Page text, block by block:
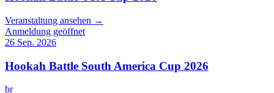
Veranstaltung ansehen →
Anmeldung geöffnet
26 Sep. 2026
Hookah Battle South America Cup 2026
br